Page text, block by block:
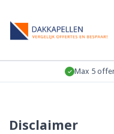
Max 5
Disclaimer